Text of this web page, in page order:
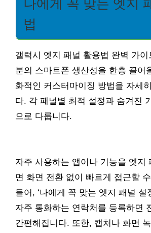
나에게 꼭 맞는 엣지
법
갤럭시 엣지 패널 활용법 완벽 가이
분의 스마트폰 생산성을 한층 끌어
화적인 커스터마이징 방법을 자세
다. 각 패널별 최적 설정과 숨겨진
으로 다룹니다.
자주 사용하는 앱이나 기능을 엣지
면 화면 전환 없이 빠르게 접근할
들어, ‘나에게 꼭 맞는 엣지 패널 설
자주 통화하는 연락처를 등록하면
간편해집니다. 또한, 캡처나 화면